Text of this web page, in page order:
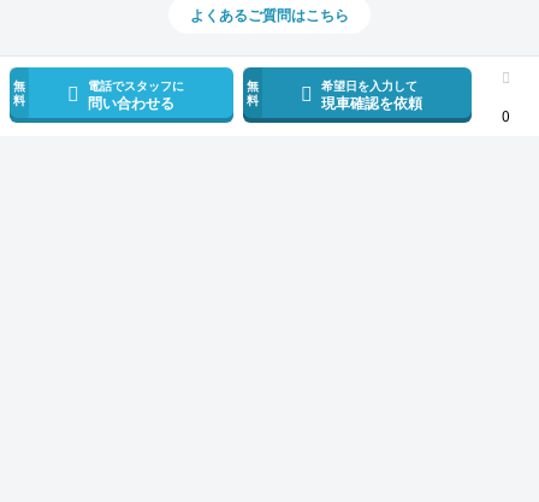
無
料
電話でスタッフに
問い合わせる
無
料
希望日を入力して
現車確認を依頼
0
よくあるご質問はこちら